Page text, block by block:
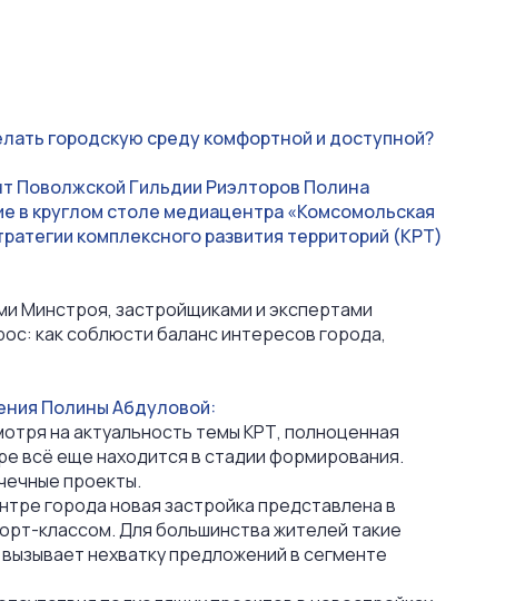
городскую среду комфортной и доступной?
Поволжской Гильдии Риэлторов Полина
в круглом столе медиацентра «Комсомольская
комплексного развития территорий (КРТ)
Минстроя, застройщиками и экспертами
как соблюсти баланс интересов города,
Полины Абдуловой:
на актуальность темы КРТ, полноценная
всё еще находится в стадии формирования.
проекты.
города новая застройка представлена в
классом. Для большинства жителей такие
нехватку предложений в сегменте